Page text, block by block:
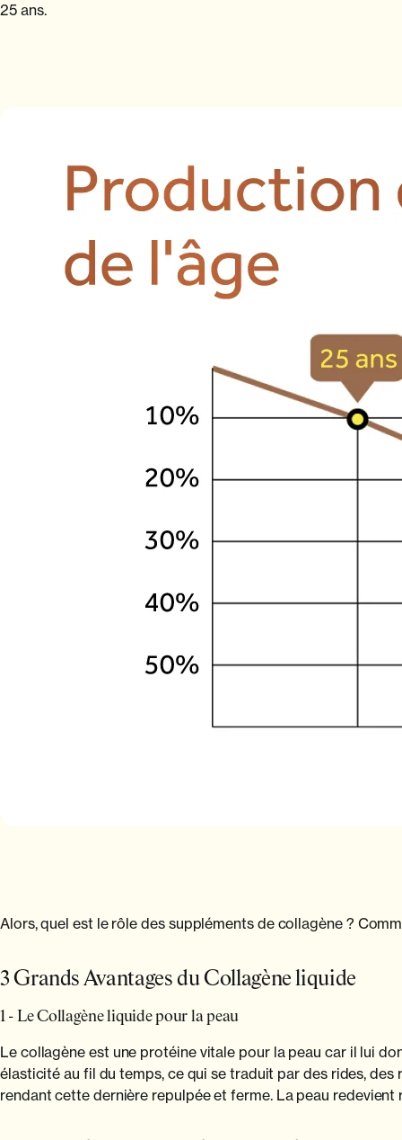
25 ans.
Alors, quel est le rôle des suppléments de collagène ?
3 Grands Avantages du Collagène liquide
1 - Le Collagène liquide pour la peau
Le collagène est une protéine vitale pour la peau car il lui
élasticité au fil du temps, ce qui se traduit par des rides,
rendant cette dernière repulpée et ferme. La peau